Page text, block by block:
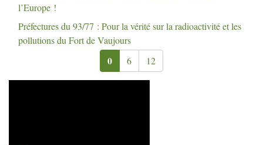
l’Europe !
Préfectures du 93/77 : Pour la vérité sur la radioactivité et les
pollutions du Fort de Vaujours
0 6 12